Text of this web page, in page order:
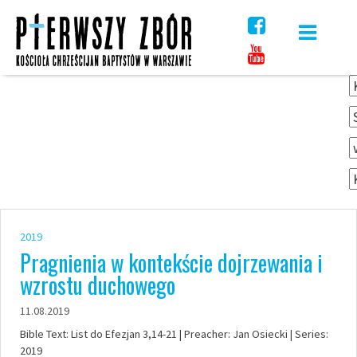
content
2019
Pragnienia w kontekście dojrzewania i
wzrostu duchowego
11.08.2019
Bible Text: List do Efezjan 3,14-21 | Preacher: Jan Osiecki | Series:
2019